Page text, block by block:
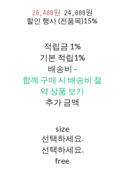
20,400원 24,000원
할인 행사 (전품목)15%
적립금 1%
기본 적립1%
배송비 -
함께 구매 시 배송비 절
약 상품 보기
추가 금액
size
선택하세요.
선택하세요.
free